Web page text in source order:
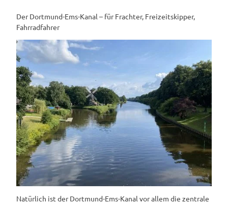
Der Dortmund-Ems-Kanal – für Frachter, Freizeitskipper,
Fahrradfahrer
Natürlich ist der Dortmund-Ems-Kanal vor allem die zentrale